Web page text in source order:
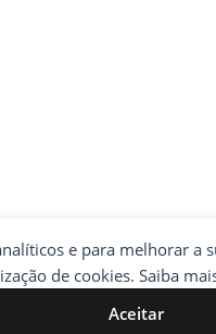
e para melhorar a
de cookies. Saiba
Aceitar